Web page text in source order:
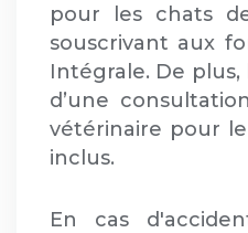
pour les chats
souscrivant aux
Intégrale. De
d’une
vétérinaire pour
inclus.
En cas